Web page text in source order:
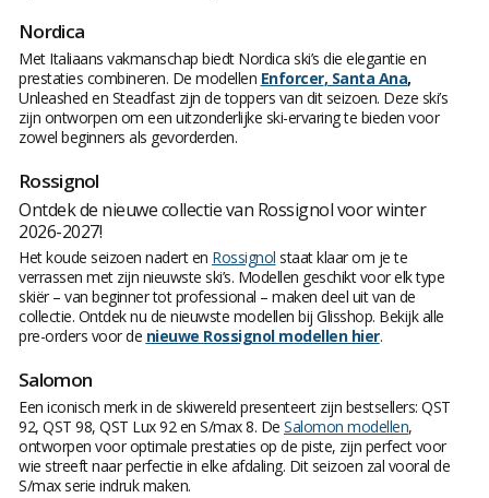
Nordica
Met Italiaans vakmanschap biedt Nordica ski’s die elegantie en
prestaties combineren. De modellen Enforcer, Santa Ana,
Unleashed en Steadfast zijn de toppers van dit seizoen. Deze ski’s
zijn ontworpen om een uitzonderlijke ski-ervaring te bieden voor
zowel beginners als gevorderden.
Rossignol
Ontdek de nieuwe collectie van Rossignol voor winter
2026-2027!
Het koude seizoen nadert en Rossignol staat klaar om je te
verrassen met zijn nieuwste ski’s. Modellen geschikt voor elk type
skiër – van beginner tot professional – maken deel uit van de
collectie. Ontdek nu de nieuwste modellen bij Glisshop. Bekijk alle
pre-orders voor de nieuwe Rossignol modellen hier.
Salomon
Een iconisch merk in de skiwereld presenteert zijn bestsellers: QST
92, QST 98, QST Lux 92 en S/max 8. De Salomon modellen,
ontworpen voor optimale prestaties op de piste, zijn perfect voor
wie streeft naar perfectie in elke afdaling. Dit seizoen zal vooral de
S/max serie indruk maken.